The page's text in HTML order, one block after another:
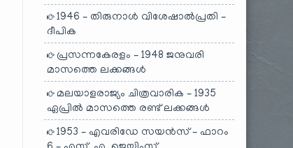
1946 – തിരുനാൾ വിശേഷാൽപ്രതി –
ദീപിക
പ്രസന്നകേരളം – 1948 ജനുവരി
മാസത്തെ ലക്കങ്ങൾ
മലയാളരാജ്യം ചിത്രവാരിക – 1935
ഏപ്രിൽ മാസത്തെ രണ്ട് ലക്കങ്ങൾ
1953 – എവരിഡേ സയൻസ് – ഫാറം